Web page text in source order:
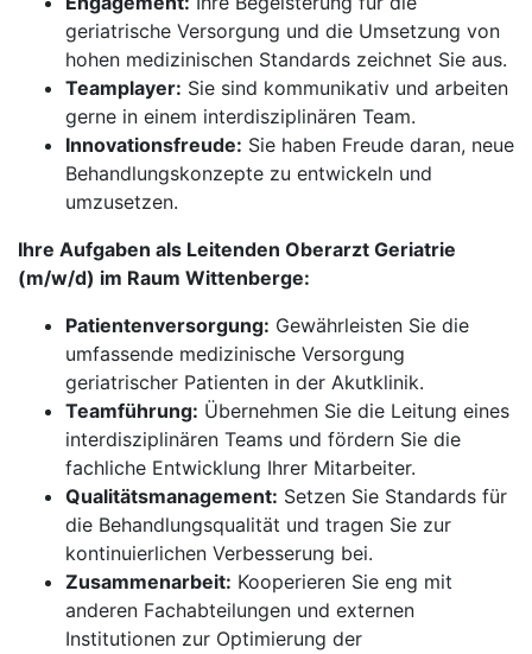
geriatrische Versorgung und die Umsetzung von
hohen medizinischen Standards zeichnet Sie aus.
Teamplayer: Sie sind kommunikativ und arbeiten
gerne in einem interdisziplinären Team.
Innovationsfreude: Sie haben Freude daran, neue
Behandlungskonzepte zu entwickeln und
umzusetzen.
Ihre Aufgaben als Leitenden Oberarzt Geriatrie
(m/w/d) im Raum Wittenberge:
Patientenversorgung: Gewährleisten Sie die
umfassende medizinische Versorgung
geriatrischer Patienten in der Akutklinik.
Teamführung: Übernehmen Sie die Leitung eines
interdisziplinären Teams und fördern Sie die
fachliche Entwicklung Ihrer Mitarbeiter.
Qualitätsmanagement: Setzen Sie Standards für
die Behandlungsqualität und tragen Sie zur
kontinuierlichen Verbesserung bei.
Zusammenarbeit: Kooperieren Sie eng mit
anderen Fachabteilungen und externen
Institutionen zur Optimierung der